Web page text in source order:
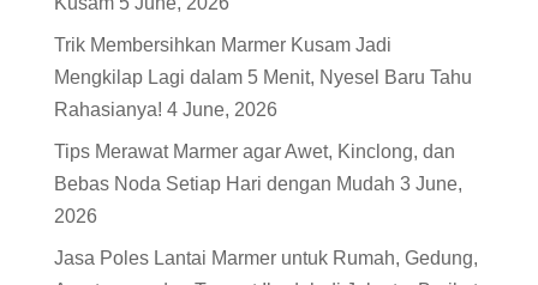
Trik Membersihkan Marmer Kusam Jadi
Mengkilap Lagi dalam 5 Menit, Nyesel Baru Tahu
Rahasianya! 4 June, 2026
Tips Merawat Marmer agar Awet, Kinclong, dan
Bebas Noda Setiap Hari dengan Mudah 3 June,
2026
Jasa Poles Lantai Marmer untuk Rumah, Gedung,